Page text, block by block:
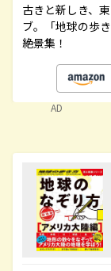
古きと新しき、
ブ。「地球の歩
絶景集！
AD